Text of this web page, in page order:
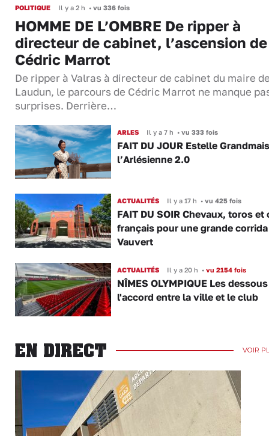
POLITIQUE Il y a 2 h • vu 336 fois
HOMME DE L’OMBRE De ripper à
directeur de cabinet, l’ascension de
Cédric Marrot
De ripper à Valras à directeur de cabinet du maire
Laudun, le parcours de Cédric Marrot ne manque
surprises. Derrière…
ARLES Il y a 7 h •vu 333 fois
FAIT DU JOUR Estelle
l’Arlésienne 2.0
ACTUALITÉS Il y a 17 h •vu 425 fois
FAIT DU SOIR Chevaux, toros et
français pour une grande corrida
Vauvert
ACTUALITÉS Il y a 20 h •vu 2154 fois
NÎMES OLYMPIQUE Les
l'accord entre la ville et le club
EN DIRECT VOIR